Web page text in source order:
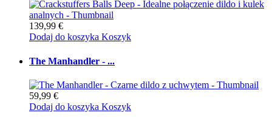
139,99 €
Dodaj do koszyka Koszyk
The Manhandler - ...
59,99 €
Dodaj do koszyka Koszyk